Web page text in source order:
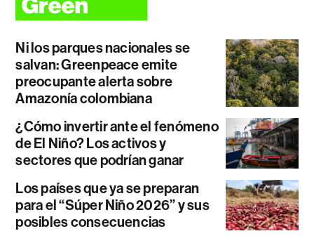
Ni los parques nacionales se
salvan: Greenpeace emite
preocupante alerta sobre
Amazonía colombiana
¿Cómo invertir ante el fenómeno
de El Niño? Los activos y
sectores que podrían ganar
Los países que ya se preparan
para el “Súper Niño 2026” y sus
posibles consecuencias